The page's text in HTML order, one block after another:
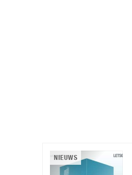
NIEUWS